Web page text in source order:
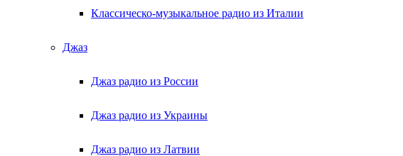
Классическо-музыкальное радио из Италии
Джаз
Джаз радио из России
Джаз радио из Украины
Джаз радио из Латвии